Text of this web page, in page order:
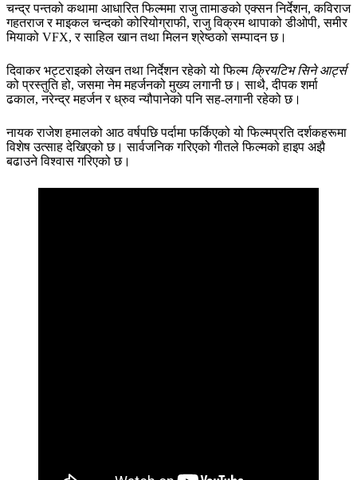
चन्द्र पन्तको कथामा आधारित फिल्ममा राजु तामाङको एक्सन निर्देशन, कविराज
गहतराज र माइकल चन्दको कोरियोग्राफी, राजु विक्रम थापाको डीओपी, समीर
मियाको VFX, र साहिल खान तथा मिलन श्रेष्ठको सम्पादन छ।
दिवाकर भट्टराइको लेखन तथा निर्देशन रहेको यो फिल्म क्रियटिभ सिने आर्ट्स
को प्रस्तुति हो, जसमा नेम महर्जनको मुख्य लगानी छ। साथै, दीपक शर्मा
ढकाल, नरेन्द्र महर्जन र ध्रुव न्यौपानेको पनि सह-लगानी रहेको छ।
नायक राजेश हमालको आठ वर्षपछि पर्दामा फर्किएको यो फिल्मप्रति दर्शकहरूमा
विशेष उत्साह देखिएको छ। सार्वजनिक गरिएको गीतले फिल्मको हाइप अझै
बढाउने विश्वास गरिएको छ।